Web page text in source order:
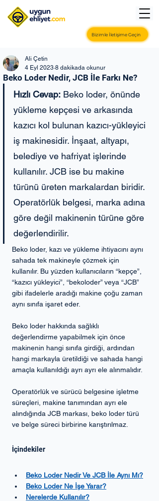
Bizimle İletişime Geçin
Beko Loder Nedir, JCB İle Farkı Ne?
Ali Çetin
4 Eyl 2023 8 dakikada okunur
Hızlı Cevap: Beko loder, önünde
yükleme kepçesi ve arkasında
kazıcı kol bulunan kazıcı-yükleyici
iş makinesidir. İnşaat, altyapı,
belediye ve hafriyat işlerinde
kullanılır. JCB ise bu makine
türünü üreten markalardan biridir.
Operatörlük belgesi, marka adına
göre değil makinenin türüne göre
değerlendirilir.
Beko loder, kazı ve yükleme ihtiyacını aynı
sahada tek makineyle çözmek için
kullanılır. Bu yüzden kullanıcıların “kepçe”,
“kazıcı yükleyici”, “bekoloder” veya “JCB”
gibi ifadelerle aradığı makine çoğu zaman
aynı sınıfa işaret eder.
Beko loder hakkında sağlıklı
değerlendirme yapabilmek için önce
makinenin hangi sınıfa girdiği, ardından
hangi markayla üretildiği ve sahada hangi
amaçla kullanıldığı ayrı ayrı ele alınmalıdır.
Operatörlük ve sürücü belgesine işletme
süreçleri, makine tanımından ayrı ele
alındığında JCB markası, beko loder türü
ve belge süreci birbirine karıştırılmaz.
İçindekiler
Beko Loder Nedir Ve JCB İle Aynı Mı?
Beko Loder Ne İşe Yarar?
Nerelerde Kullanılır?